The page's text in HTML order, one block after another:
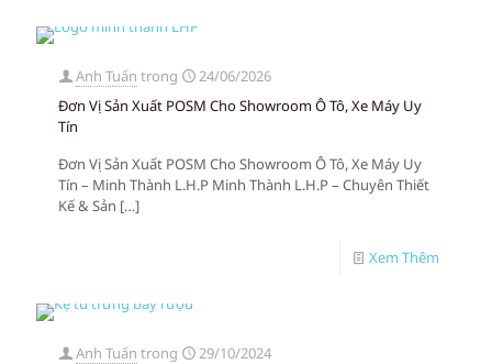
Anh Tuấn trong
24/06/2026
Đơn Vị Sản Xuất POSM Cho Showroom Ô Tô, Xe Máy Uy
Tín
Đơn Vị Sản Xuất POSM Cho Showroom Ô Tô, Xe Máy Uy
Tín – Minh Thành L.H.P Minh Thành L.H.P – Chuyên Thiết
Kế & Sản […]
Xem Thêm
Anh Tuấn trong
29/10/2024